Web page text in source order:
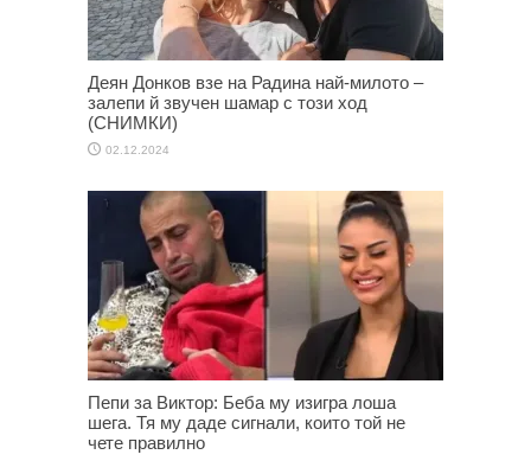
Деян Донков взе на Радина най-милото –
залепи й звучен шамар с този ход
(СНИМКИ)
02.12.2024
Пепи за Виктор: Беба му изигра лоша
шега. Тя му даде сигнали, които той не
чете правилно